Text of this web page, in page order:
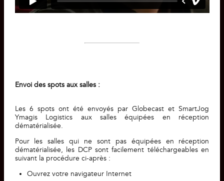
Envoi des spots aux salles :
Les 6 spots ont été envoyés par Globecast et SmartJog
Ymagis Logistics aux salles équipées en réception
dématérialisée.
Pour les salles qui ne sont pas équipées en réception
dématérialisée, les DCP sont facilement téléchargeables en
suivant la procédure ci-après :
Ouvrez votre navigateur Internet